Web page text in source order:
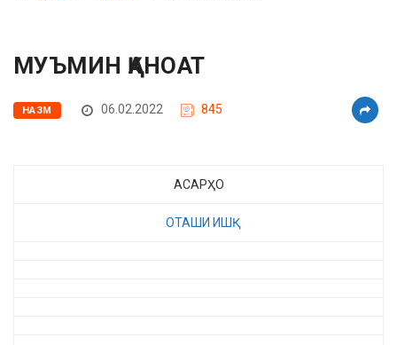
МУЪМИН ҚАНОАТ
НАЗМ 06.02.2022 845
АСАРҲО
ОТАШИ ИШҚ